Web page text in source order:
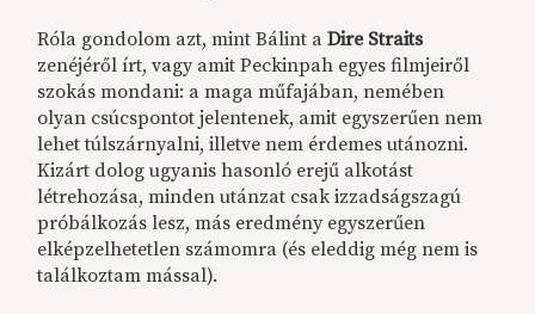
Róla gondolom azt, mint Bálint aDire Straits
zenéjéről írt, vagy amit Peckinpah egyes filmjeiről
szokás mondani: a maga műfajában, nemében
olyan csúcspontot jelentenek, amit egyszerűen nem
lehet túlszárnyalni, illetve nem érdemes utánozni.
Kizárt dolog ugyanis hasonló erejű alkotást
létrehozása, minden utánzat csak izzadságszagú
próbálkozás lesz, más eredmény egyszerűen
elképzelhetetlen számomra (és eleddig még nem is
találkoztam mással).